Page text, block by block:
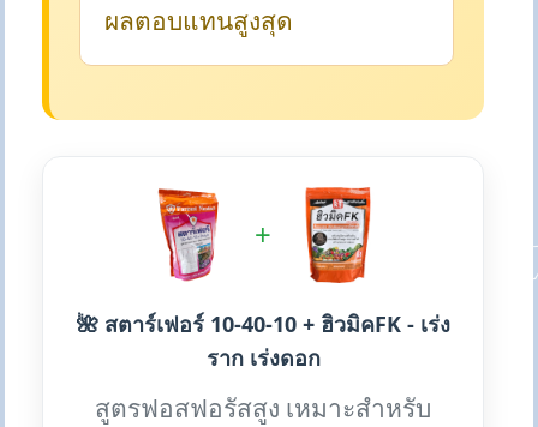
ผลตอบแทนสูงสุด
+
🌺 สตาร์เฟอร์ 10-40-10 + ฮิวมิคFK - เร่ง
ราก เร่งดอก
สูตรฟอสฟอรัสสูง เหมาะสำหรับ